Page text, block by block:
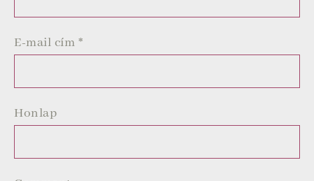
E-mail cím *
Honlap